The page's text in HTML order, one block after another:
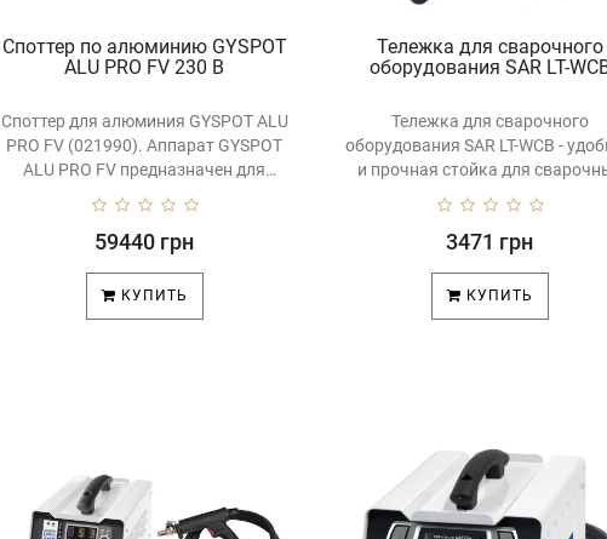
Споттер по алюминию GYSPOT
ALU PRO FV 230 В
Споттер для алюминия GYSPOT ALU
PRO FV (021990). Аппарат GYSPOT
ALU PRO FV предназначен для
правки ..
59440 грн
КУПИТЬ
Тележка для сварочного
оборудования SAR LT-
Тележка для сварочного
оборудования SAR LT-WCB -
и прочная стойка для
работ, надеж..
3471 грн
КУПИТЬ